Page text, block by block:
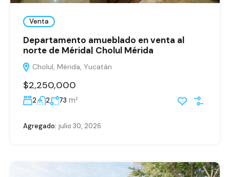
Venta
Departamento amueblado en venta al
norte de Mérida| Cholul Mérida
Cholul, Mérida, Yucatán
$2,250,000
2 2 73 m²
Agregado: julio 30, 2026